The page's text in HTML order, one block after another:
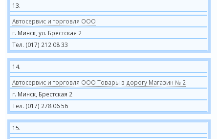
13.
Автосервис и торговля ООО
г. Минск, ул. Брестская 2
Тел. (017) 212 08 33
14.
Автосервис и торговля ООО Товары в дорогу Магазин № 2
г. Минск, Брестская 2
Тел. (017) 278 06 56
15.